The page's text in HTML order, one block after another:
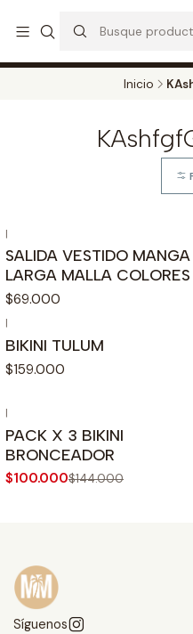
Envios a todo el pais. Opcion
Inicio
|
SALIDA VESTIDO MANGA
LARGA MALLA COLORES
$69.000
|
BIKINI TULUM
$159.000
|
PACK X 3 BIKINI
BRONCEADOR
$100.000$144.000
Síguenos